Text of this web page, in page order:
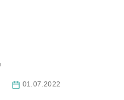
01.07.2022